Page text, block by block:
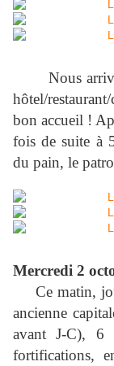
Nous
hôtel/
bon accueil !
fois de suite à
du pain, le
Mercredi 2
Ce matin,
ancienne
avant J-C), 6
fortifications,